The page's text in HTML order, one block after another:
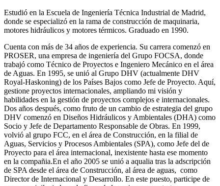
Estudió en la Escuela de Ingeniería Técnica Industrial de Madrid,
donde se especializó en la rama de construcción de maquinaria,
motores hidráulicos y motores térmicos. Graduado en 1990.
Cuenta con más de 34 años de experiencia. Su carrera comenzó en
PROSER, una empresa de ingeniería del Grupo FOCSA, donde
trabajó como Técnico de Proyectos e Ingeniero Mecánico en el área
de Aguas. En 1995, se unió al Grupo DHV (actualmente DHV
Royal-Haskoning) de los Países Bajos como Jefe de Proyecto. Aquí,
gestione proyectos internacionales, ampliando mi visión y
habilidades en la gestión de proyectos complejos e internacionales.
Dos años después, como fruto de un cambio de estrategia del grupo
DHV comenzó en Diseños Hidráulicos y Ambientales (DHA) como
Socio y Jefe de Departamento Responsable de Obras. En 1999,
volvió al grupo FCC, en el área de Construcción, en la filial de
Aguas, Servicios y Procesos Ambientales (SPA), como Jefe del de
Proyecto para el área internacional, inexistente hasta ese momento
en la compañia.En el año 2005 se unió a aqualia tras la adscripción
de SPA desde el área de Construcción, al área de aguas, como
Director de Internacional y Desarrollo. En este puesto, participe de